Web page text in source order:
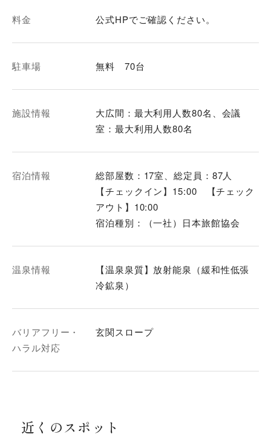
料金 公式HPでご確認ください。
駐車場 無料 70台
施設情報
大広間：最大利用人数80名、会議
室：最大利用人数80名
宿泊情報
総部屋数：17室、総定員：87人
【チェックイン】15:00 【チェック
アウト】10:00
宿泊種別：（一社）日本旅館協会
温泉情報
【温泉泉質】放射能泉（緩和性低張
冷鉱泉）
バリアフリー・
ハラル対応
玄関スロープ
近くのスポット